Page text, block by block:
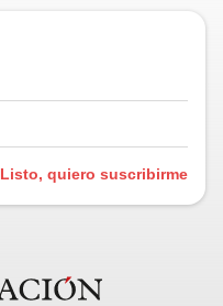
Listo, quiero suscribirme